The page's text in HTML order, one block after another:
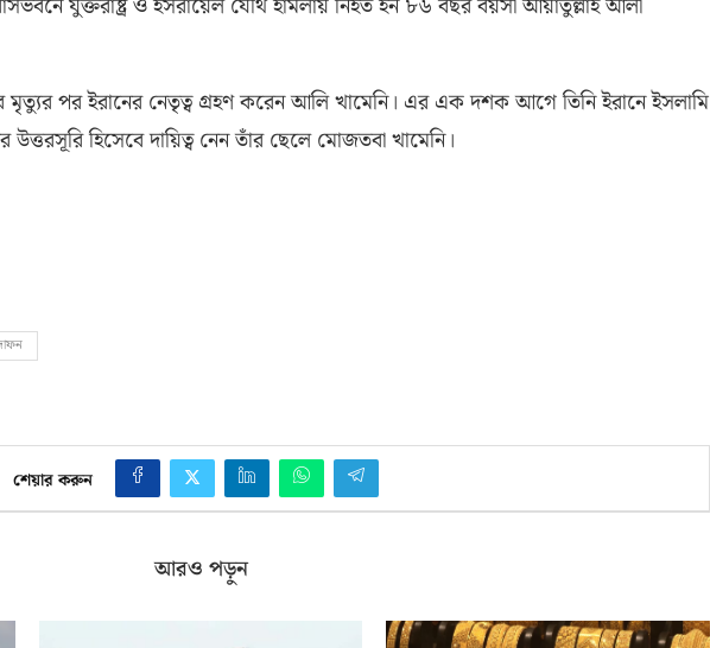
পর ইরানের নেতৃত্ব গ্রহণ করেন আলিখামেনি। এর এক দশক আগে তিনি ইরানে ইসলামি
উত্তরসূরি হিসেবে দায়িত্ব নেন তাঁর ছেলে মোজতবা খামেনি।
শেয়ার করুন
আরও পড়ুন